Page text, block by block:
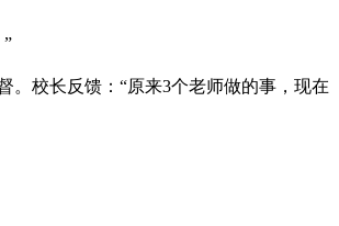
。校长反馈：“原来3个老师做的事，现在